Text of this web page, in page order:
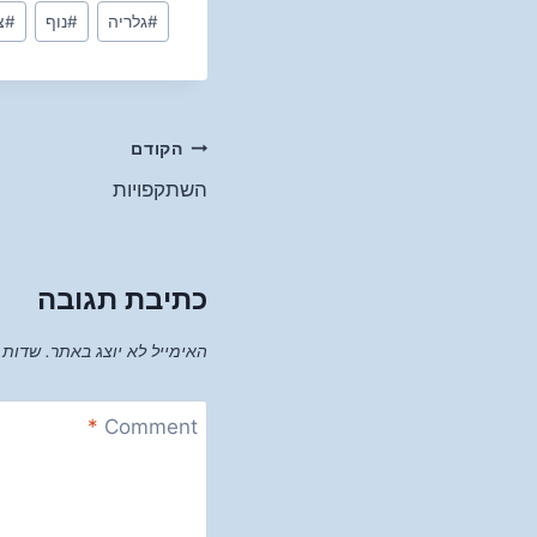
Post
Tags:
#גלריה #נוף #
ניווט
הקודם
השתקפויות
כתיבת תגובה
האימייל לא יוצג באתר. שדות
Comment
*